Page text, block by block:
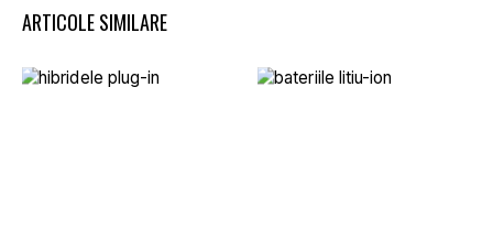
ARTICOLE SIMILARE